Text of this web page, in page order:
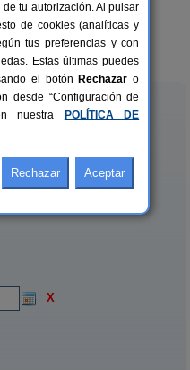
2-42+1 pers.
desde25 €
DURII
X
tu autorización. Al pulsar
de cookies (analíticas y
tus preferencias y con
Estas últimas puedes
el botón Rechazar o
desde “Configuración de
nuestra
POLÍTICA DE